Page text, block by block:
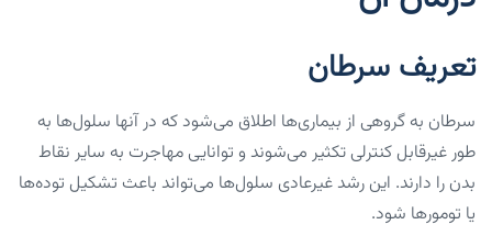
تعریف سرطان
سرطان به گروهی از بیماری‌ها اطلاق می‌شود که در آنها سلول‌ها به
طور غیرقابل کنترلی تکثیر می‌شوند و توانایی مهاجرت به سایر نقاط
بدن را دارند. این رشد غیرعادی سلول‌ها می‌تواند باعث تشکیل توده‌ها
یا تومورها شود.